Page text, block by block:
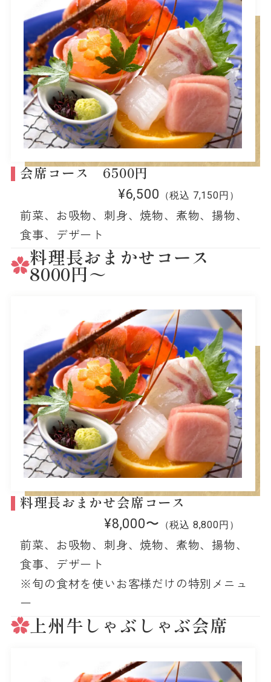
会席コース 6500円
¥6,500 （税込 7,150円）
前菜、お吸物、刺身、焼物、煮物、揚物、
食事、デザート
料理長おまかせコース
8000円～
料理長おまかせ会席コース
¥8,000〜 （税込 8,800円）
前菜、お吸物、刺身、焼物、煮物、揚物、
食事、デザート
※旬の食材を使いお客様だけの特別メニュ
ー
上州牛しゃぶしゃぶ会席